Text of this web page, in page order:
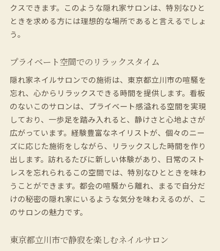
穴場だからこその贅沢なひとときを
心地よい空間でのリフレッシュ体験
秘密のネイルサロンで味わう癒しのひととき
隠れた場所での癒しの時間
他では味わえない特別な癒し
立川のサロンで自分だけの時間を
癒しのプロフェッショナルが提供する特別
な体験
サロンで過ごす贅沢な時間
東京都立川市の隠れた癒しスポット
隠されたネイルサロンで自分だけの美を探す旅
隠れ家で見つける新しい美しさの秘訣
プライベートな空間での美の追求
東京都立川市で開く美の扉
クスできます。このような隠れ家サロンは、特別なひと
ときを求める方には理想的な場所であると言えるでしょ
う。
プライベート空間でのリラックスタイム
隠れ家ネイルサロンでの施術は、東京都立川市の喧騒を
忘れ、心からリラックスできる時間を提供します。看板
のないこのサロンは、プライベート感溢れる空間を実現
しており、一歩足を踏み入れると、静けさと心地よさが
広がっています。経験豊富なネイリストが、個々のニー
ズに応じた施術をしながら、リラックスした時間を作り
出します。訪れるたびに新しい体験があり、日常のスト
レスを忘れられるこの空間では、特別なひとときを味わ
うことができます。都会の喧騒から離れ、まるで自分だ
けの秘密の隠れ家にいるような気分を味わえるのが、こ
のサロンの魅力です。
東京都立川市で静寂を楽しむネイルサロン